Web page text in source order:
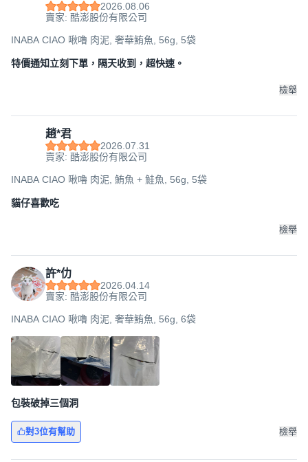
2026.08.06
賣家: 酷澎股份有限公司
INABA CIAO 啾嚕 肉泥, 奢華鮪魚, 56g, 5袋
特價通知立刻下單，隔天收到，超快速。
檢舉
趙*君
2026.07.31
賣家: 酷澎股份有限公司
INABA CIAO 啾嚕 肉泥, 鮪魚 + 鮭魚, 56g, 5袋
貓仔喜歡吃
檢舉
許*仂
2026.04.14
賣家: 酷澎股份有限公司
INABA CIAO 啾嚕 肉泥, 奢華鮪魚, 56g, 6袋
包裝破掉三個洞
對3位有幫助 檢舉